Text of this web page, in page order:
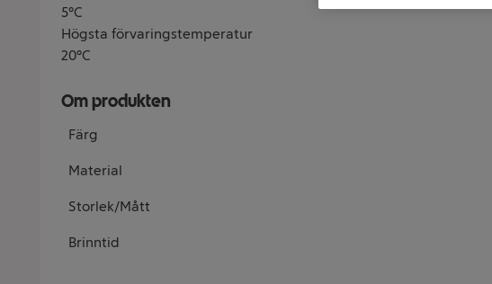
5°C
Högsta förvaringstemperatur
20°C
Om produkten
Färg
Material
Storlek/Mått
Brinntid